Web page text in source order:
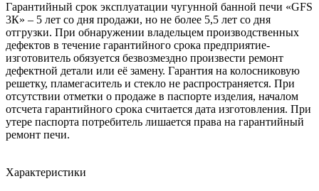
Гарантийный срок эксплуатации чугунной банной печи «GFS
3К» – 5 лет со дня продажи, но не более 5,5 лет со дня
отгрузки. При обнаружении владельцем производственных
дефектов в течение гарантийного срока предприятие-
изготовитель обязуется безвозмездно произвести ремонт
дефектной детали или её замену. Гарантия на колосниковую
решетку, пламегаситель и стекло не распространяется. При
отсутствии отметки о продаже в паспорте изделия, началом
отсчета гарантийного срока считается дата изготовления. При
утере паспорта потребитель лишается права на гарантийный
ремонт печи.
Характеристики